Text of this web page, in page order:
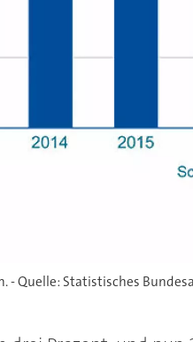
- Quelle: Statistisches